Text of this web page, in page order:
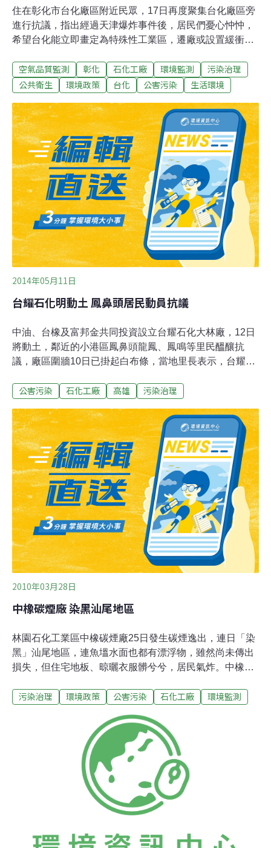
住在彰化市台化廠區附近民眾，17日再度聚集台化廠區旁
進行抗議，指出經過天津爆炸事件後，居民們憂心忡忡，
希望台化能立即畫定為特殊性工業區，遷廠或設置緩衝地
造纖維，並非石化工廠。天津大爆炸，再度挑動居住在工
業區附近民眾的敏感神經線，劉姓民眾的住家緊鄰台化，
都受到很大傷害，希望台化能夠盡速遷廠。到場聲援的縣
議員林世賢指出，依特殊性工業區設置條例，新增、變更
或擴大都應提出緩衝地帶或空氣品質監測設置計畫，環保
署至今尚未針對台化是否為特殊性工業區做出裁定，使得
台化不用提出相關計畫，居民憤憤難平。台化表示，廠內
管線都是蒸氣、消防水等，不會易燃、易爆，且已投入數
十億元提升改善各項汙染，例如靜電集塵器、排煙脫硫裝
置等，並強調為了保障千名員工和包商就業，「不會遷
廠」，但台化公司願意配合政府，彰化廠納入彰化市東
空氣品質監測 彰化 石化工廠 環境監測
污染治理
公共衛生
環境政策 台化 公害污染 生活環境
2014年05月11日
台耀石化明動土 鳳鼻頭居民動員抗議
中油、台橡及富邦金共同投資設立台耀石化大林廠，12日
將動土，鄰近的小港區鳳鼻頭龍鳳、鳳鳴等里民醞釀抗
議，廠區圍牆10日已掛起白布條，當地里長表示，台耀與
文裕表示，台耀石化與龍鳳里僅隔著沿海四路，里民擔心
家工廠，已過度開發，堅決反對台耀設廠，週日動土典
禮，將號召上百人到場抗議，表達反對聲音。台耀行政副
總吳逸倫指出，台耀去年11月已取得環保設置許可，因生
產石化產品且佔地未超過五公頃，無須環境影響評估。吳
逸倫強調，會持續與居民溝通，加強敦親睦鄰，未來提供
當地居民就業機會，並善盡社會責任。
公害污染 石化工廠 高雄 污染治理
2010年03月28日
中橡碳煙廠 染黑汕尾地區
林園石化工業區中橡碳煙廠25日發生碳煙逸出，連日「染
黑」汕尾地區，連魚塭水面也都有漂浮物，雖然尚未傳出
損失，但住宅地板、晾曬衣服髒兮兮，居民氣炸。中橡碳
中2條正在歲修，沒有發生工安意外，研判可能是最近颳
「反公害、救家園協會」理事長、中汕村長李進宗說，每
年冬天吹北風或東北風，也是汕尾地區空氣品質最壞的時
候，如果遇到低氣壓，空氣品質更令人難以接受。李進宗
不滿地說，每次發生狀況要求石化廠改善製程，只獲得口
頭上敷衍，狀況還是經常發生，懷疑當地高罹癌率與此有
關，希望有關單位進行衛生調查。
污染治理 環境政策 公害污染 石化工廠 環境監測